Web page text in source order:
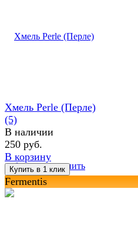
избранное сравнить
Хмель Perle (Перле)
(5)
В наличии
250 руб.
В корзину
Fermentis